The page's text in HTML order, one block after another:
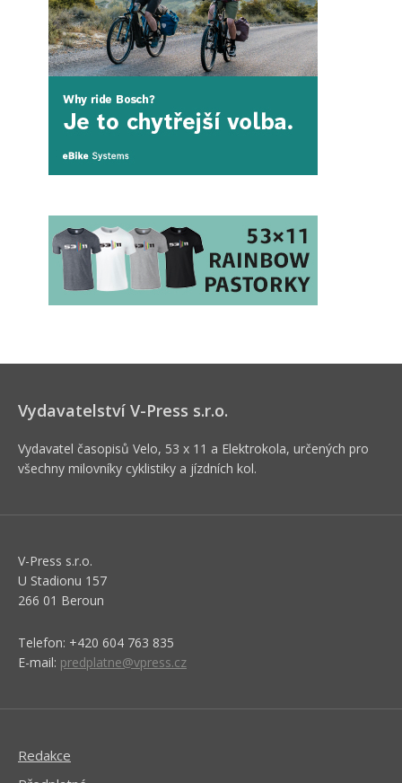
Vydavatelství V-Press s.r.o.
Vydavatel časopisů Velo, 53 x 11 a Elektrokola, určených pro
všechny milovníky cyklistiky a jízdních kol.
V-Press s.r.o.
U Stadionu 157
266 01 Beroun
Telefon: +420 604 763 835
E-mail: predplatne@vpress.cz
Redakce